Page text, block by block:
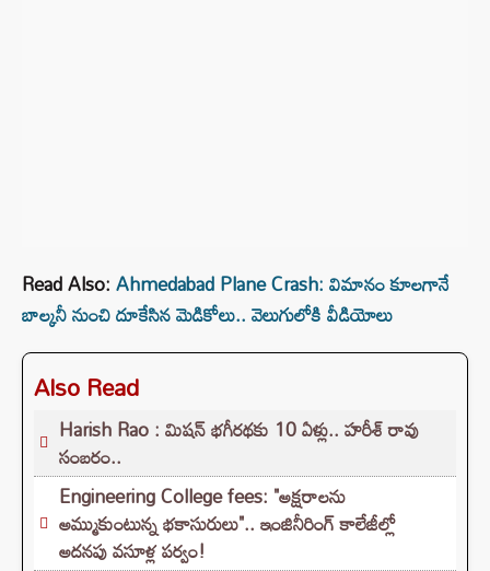
Read Also:Ahmedabad Plane Crash: విమానం కూలగానే
బాల్కనీ నుంచి దూకేసిన మెడికోలు.. వెలుగులోకి వీడియోలు
Also Read
Harish Rao : మిషన్ భగీరథకు 10 ఏళ్లు.. హరీశ్ రావు
సంబరం..
Engineering College fees: "అక్షరాలను
అమ్ముకుంటున్న భకాసురులు".. ఇంజినీరింగ్ కాలేజీల్లో
అదనపు వసూళ్ల పర్వం!